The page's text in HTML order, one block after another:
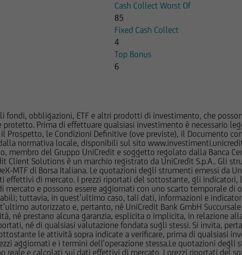
Cash Collect Worst Of
85
Fixed Cash Collect
4
Top Bonus
6
fondi, obbligazioni, ETF e altri prodotti di investimento, che
Prima di effettuare qualsiasi investimento è necessario
le Condizioni Definitive (ove previste), il Documento
normativa locale, disponibili sul sito
membro del Gruppo UniCredit e soggetto regolato dalla Banca
Client Solutions è un marchio registrato da UniCredit S.p.A.. Gli
MTF di Borsa Italiana. Le quotazioni degli strumenti emessi da
effettivi di mercato. I prezzi riportati del sottostante, gli
e possono essere aggiornati con uno scarto temporale
tuttavia, in quest’ultimo caso, tali dati, informazioni e
autorizzato e, pertanto, né UniCredit Bank GmbH
né prestano alcuna garanzia, esplicita o implicita, in relazione
né di qualsiasi valutazione fondata sugli stessi. Si invita,
le attività sopra indicate a verificare, prima di qualsiasi
aggiornati e i termini dell’operazione stessa.Le quotazioni degli
reale e calcolati sui dati effettivi di mercato. I prezzi riportati del
Succursale di Milano e le società del Gruppo Bancario UniCredit
rispetto agli emittenti ed agli strumenti finanziari cui si
sul Sito; le stesse potrebbero di volta in volta comprare,
di qualunque delle società menzionate nel Sito o delle società ad
posizioni "lunghe" o "corte" in tali strumenti finanziari o essere
altresì aver fornito/fornire a tali società servizi bancari e
e ai documenti pubblicati sul Sito potrebbe essere
e regolamentare in materia di strumenti finanziari vigente in
le informazioni e documenti pubblicati sul Sito non sono
United States Securities Act del 1933 e successive modifiche,
in altri Paesi in cui la diffusione di tali informazioni e l'offerta
assenza di specifiche autorizzazioni da parte delle competenti
relative norme e regolamenti locali (Altri Paesi). L'accesso alle
quindi consentito solamente ai soggetti che non sono residenti,
attualmente negli Stati Uniti d'America, Canada, Australia,
né agiscono per conto o a beneficio di una United States Person
S dello United States Securities Act del 1933, e successive